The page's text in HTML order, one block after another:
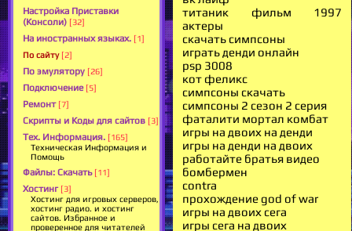
Настройка Приставки
(Консоли) [32]
На иностранных языках. [1]
По сайту [2]
По эмулятору [26]
Подключение [5]
Ремонт [7]
Скрипты и Коды для сайтов [3]
Тех. Информация. [165]
Техническая Информация и
Помощь
Файлы: Скачать [11]
Хостинг [3]
Хостинг для игровых серверов,
хостинг радио. и хостинг
сайтов. Избранное и
проверенное для читателей
титаник фильм 1997
актеры
скачать симпсоны
играть денди онлайн
psp 3008
кот феликс
симпсоны скачать
симпсоны 2 сезон 2 серия
фаталити мортал комбат
игры на двоих на денди
игры на денди на двоих
работайте братья видео
бомбермен
contra
прохождение god of war
игры на двоих сега
игры сега на двоих